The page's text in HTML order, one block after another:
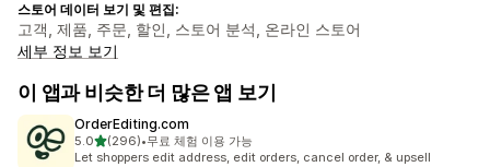
스토어 데이터 보기 및 편집:
고객, 제품, 주문, 할인, 스토어 분석, 온라인 스토어
세부 정보 보기
이 앱과 비슷한 더 많은 앱 보기
OrderEditing.com
5.0별 5개 중
(296)
총 리뷰 296개
•무료 체험 이용 가능
Let shoppers edit address, edit orders, cancel order, & upsell